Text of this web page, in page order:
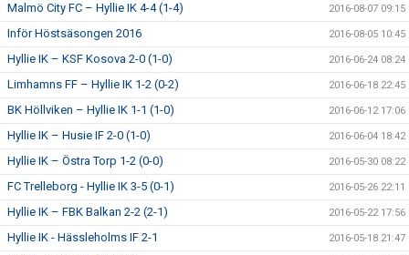
Malmö City FC – Hyllie IK 4-4 (1-4) 2016-08-07 09:15
Inför Höstsäsongen 2016 2016-08-05 10:45
Hyllie IK – KSF Kosova 2-0 (1-0) 2016-06-24 08:24
Limhamns FF – Hyllie IK 1-2 (0-2) 2016-06-18 22:45
BK Höllviken – Hyllie IK 1-1 (1-0) 2016-06-12 17:06
Hyllie IK – Husie IF 2-0 (1-0) 2016-06-04 18:42
Hyllie IK – Östra Torp 1-2 (0-0) 2016-05-30 08:22
FC Trelleborg - Hyllie IK 3-5 (0-1) 2016-05-26 22:11
Hyllie IK – FBK Balkan 2-2 (2-1) 2016-05-22 17:56
Hyllie IK - Hässleholms IF 2-1 2016-05-18 21:47